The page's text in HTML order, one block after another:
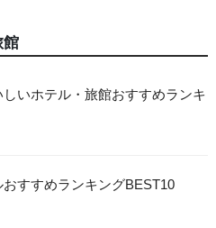
館
いホテル・旅館おすすめランキ
すすめランキングBEST10